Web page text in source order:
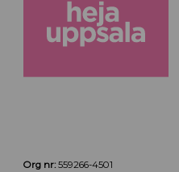
Org nr:559266-4501